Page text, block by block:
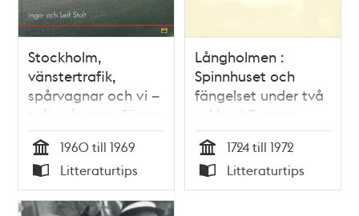
Stockholm,
vänstertrafik,
spårvagnar och vi –
två spårvagnsförare
minns / Inger och
Leif Stolt
Tid
1960 till 1969
Typ
Litteraturtips
Långholmen :
Spinnhuset och
fängelset under två
sekler / Gunnar
Rudstedt
Tid
1724 till 1972
Typ
Litteraturtips